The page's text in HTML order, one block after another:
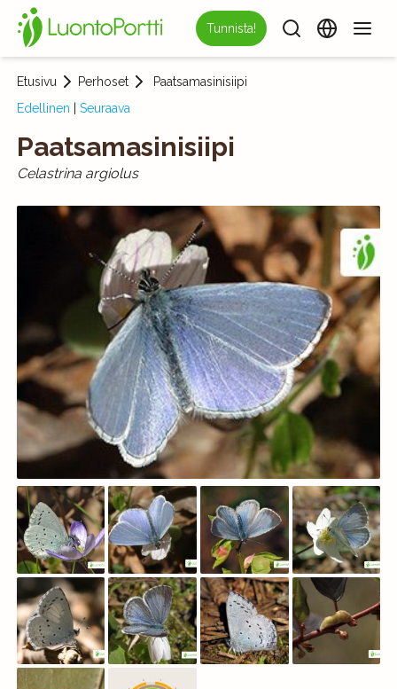
Tunnista!
Etusivu Perhoset
Paatsamasinisiipi
Edellinen
Seuraava
Paatsamasinisiipi
Celastrina argiolus